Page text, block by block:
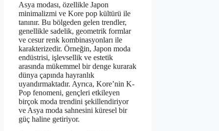
Asya modası, özellikle Japon
minimalizmi ve Kore pop kültürü ile
tanınır. Bu bölgeden gelen trendler,
genellikle sadelik, geometrik formlar
ve cesur renk kombinasyonları ile
karakterizedir. Örneğin, Japon moda
endüstrisi, işlevsellik ve estetik
arasında mükemmel bir denge kurarak
dünya çapında hayranlık
uyandırmaktadır. Ayrıca, Kore’nin K-
Pop fenomeni, gençleri etkileyen
birçok moda trendini şekillendiriyor
ve Asya moda sahnesini küresel bir
güç haline getiriyor.